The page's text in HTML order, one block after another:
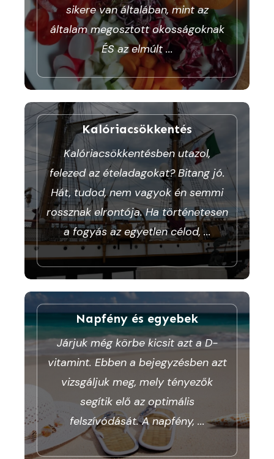
sikere van általában, mint az
általam megosztott okosságoknak
ÉS az elmúlt...
Kalóriacsökkentés
Kalóriacsökkentésben utazol,
felezed az ételadagokat? Bitang jó.
Hát, tudod, nem vagyok én semmi
rossznak elrontója. Ha történetesen
a fogyás az egyetlen célod,...
Napfény és egyebek
Járjuk még körbe kicsit azt a D-
vitamint. Ebben a bejegyzésben azt
vizsgáljuk meg, mely tényezők
segítik elő az optimális
felszívódását. A napfény, ...